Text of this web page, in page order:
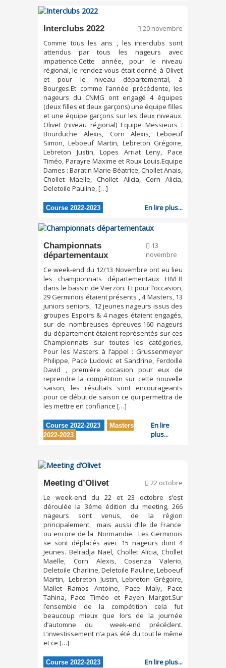
Interclubs 2022
20 novembre
Comme tous les ans , les interclubs sont
attendus par tous les nageurs avec
impatience.Cette année, pour le niveau
régional, le rendez-vous était donné à Olivet
et pour le niveau départemental, à
Bourges.Et comme l’année précédente, les
nageurs du CNMG ont engagé 4 équipes
(deux filles et deux garçons) une équipe filles
et une équipe garçons sur les deux niveaux.
Olivet (niveau régional) Equipe Messieurs :
Bourduche Alexis, Corn Alexis, Leboeuf
Simon, Leboeuf Martin, Lebreton Grégoire,
Lebreton Justin, Lopes Arriat Leny, Pace
Timéo, Parayre Maxime et Roux Louis.Equipe
Dames : Baratin Marie-Béatrice, Chollet Anais,
Chollet Maelle, Chollet Alicia, Corn Alicia,
Deletoile Pauline, […]
Course 2022-2023 En lire plus...
Championnats
départementaux
13
novembre
Ce week-end du 12/13 Novembre ont eu lieu
les championnats départementaux HIVER
dans le bassin de Vierzon. Et pour l’occasion,
29 Germinois étaient présents , 4 Masters, 13
juniors seniors, 12 jeunes nageurs issus des
groupes Espoirs & 4 nages étaient engagés,
sur de nombreuses épreuves.160 nageurs
du département étaient représentés sur ces
Championnats sur toutes les catégories,
Pour les Masters à l’appel : Grussenmeyer
Philippe, Pace Ludovic et Sandrine, Ferdoille
David , première occasion pour eux de
reprendre la compétition sur cette nouvelle
saison, les résultats sont encourageants
pour ce début de saison ce qui permettra de
les mettre en confiance […]
Course 2022-2023
Masters
2022-2023
En lire
plus...
Meeting d’Olivet
22 octobre
Le week-end du 22 et 23 octobre s’est
déroulée la 3éme édition du meeting, 266
nageurs sont venus, de la région
principalement, mais aussi d’Ile de France
ou encore de la Normandie. Les Germinois
se sont déplacés avec 15 nageurs dont 4
Jeunes. Belradja Naël, Chollet Alicia, Chollet
Maëlle, Corn Alexis, Cosenza Valerio,
Deletoile Charline, Deletoile Pauline, Leboeuf
Martin, Lebreton Justin, Lebreton Grégoire,
Mallet Ramos Antoine, Pace Maly, Pace
Tahina, Pace Timéo et Payen Margot.Sur
l’ensemble de la compétition cela fut
beaucoup mieux que lors de la journée
d’automne du week-end précédent.
L’investissement n’a pas été du tout le même
et ce […]
Course 2022-2023 En lire plus...